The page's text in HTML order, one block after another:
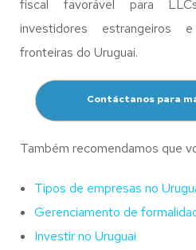
fiscal favorável para
investidores estrangeiros
fronteiras do Uruguai.
Contáctanos para
Também recomendamos que
Tipos de empresas no
Gerenciamento de
Investir no Uruguai